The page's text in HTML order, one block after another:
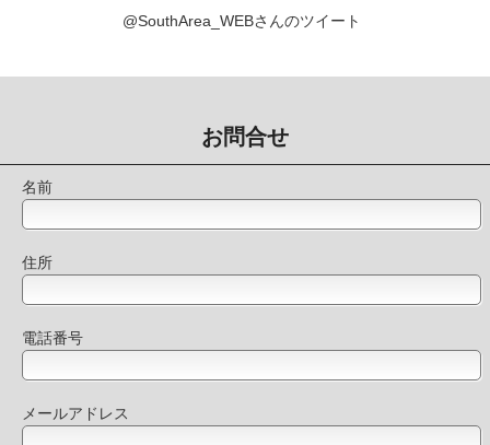
@SouthArea_WEBさんのツイート
お問合せ
名前
住所
電話番号
メールアドレス